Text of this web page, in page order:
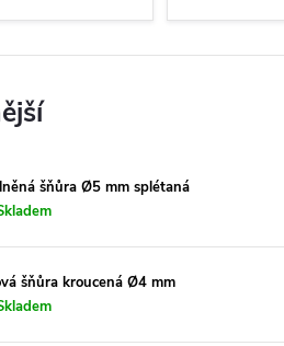
šňůra Ø5 mm splétaná
šňůra kroucená Ø4 mm